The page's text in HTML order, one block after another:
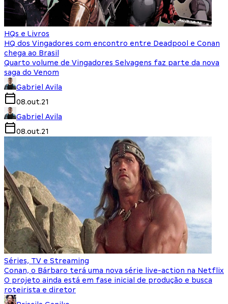
HQs e Livros
HQ dos Vingadores com encontro entre Deadpool e Conan
chega ao Brasil
Quarto volume de Vingadores Selvagens faz parte da nova
saga do Venom
Gabriel Avila
08.out.21
Gabriel Avila
08.out.21
Séries, TV e Streaming
Conan, o Bárbaro terá uma nova série live-action na Netflix
O projeto ainda está em fase inicial de produção e busca
roteirista e diretor